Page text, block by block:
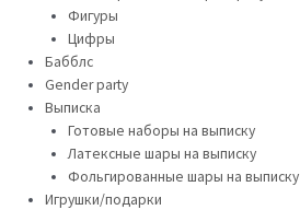
Фигуры
Цифры
Бабблс
Gender party
Выписка
Готовые наборы на выписку
Латексные шары на выписку
Фольгированные шары на выписку
Игрушки/подарки